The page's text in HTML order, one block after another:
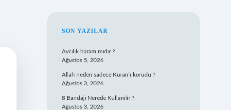
SIDEBAR
SON YAZILAR
Avcılık haram mıdır ?
Ağustos 5, 2026
Allah neden sadece Kuran’ı korudu ?
Ağustos 3, 2026
8 Bandajı Nerede Kullanılır ?
Ağustos 3, 2026